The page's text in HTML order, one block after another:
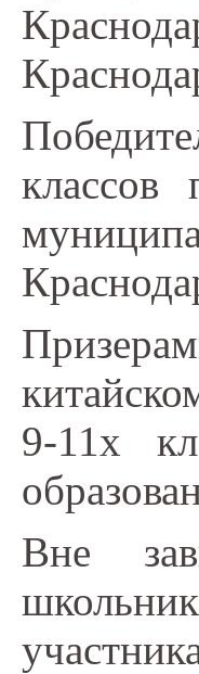
9-11х
Вне